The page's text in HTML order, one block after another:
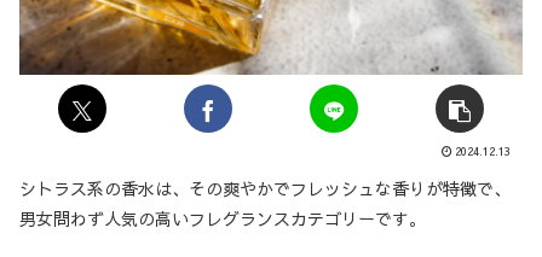
2024.12.13
シトラス系の香水は、その爽やかでフレッシュな香りが特徴で、
男女問わず人気の高いフレグランスカテゴリーです。